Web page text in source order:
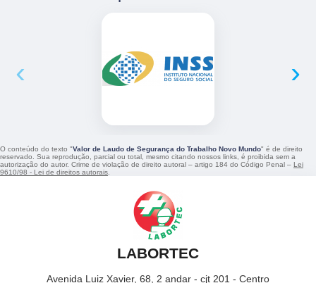
‹ ›
O conteúdo do texto "Valor de Laudo de Segurança do Trabalho Novo Mundo" é de direito
reservado. Sua reprodução, parcial ou total, mesmo citando nossos links, é proibida sem a
autorização do autor. Crime de violação de direito autoral – artigo 184 do Código Penal – Lei
9610/98 - Lei de direitos autorais
LABORTEC
Avenida Luiz Xavier, 68, 2 andar - cjt 201 - Centro